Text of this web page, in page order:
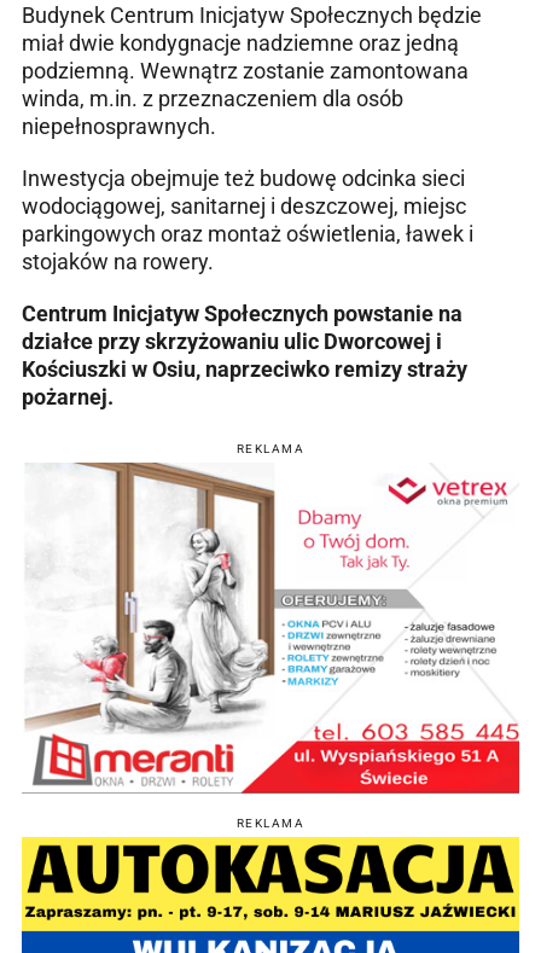
Budynek Centrum Inicjatyw Społecznych będzie
miał dwie kondygnacje nadziemne oraz jedną
podziemną. Wewnątrz zostanie zamontowana
winda, m.in. z przeznaczeniem dla osób
niepełnosprawnych.
Inwestycja obejmuje też budowę odcinka sieci
wodociągowej, sanitarnej i deszczowej, miejsc
parkingowych oraz montaż oświetlenia, ławek i
stojaków na rowery.
Centrum Inicjatyw Społecznych powstanie na
działce przy skrzyżowaniu ulic Dworcowej i
Kościuszki w Osiu, naprzeciwko remizy straży
pożarnej.
REKLAMA
REKLAMA